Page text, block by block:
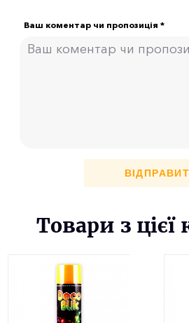
Ваш коментар чи пропозиція *
Товари з цієї